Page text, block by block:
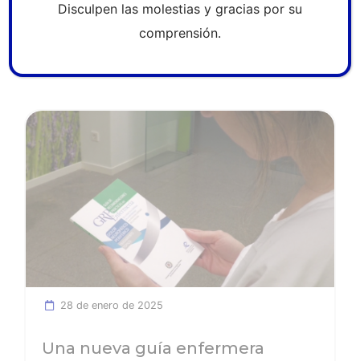
»neuropático
28 de enero de 2025
Una nueva guía enfermera
Ver noticia
Disculpen las molestias y gracias por su
comprensión.